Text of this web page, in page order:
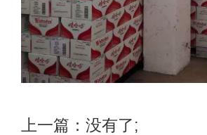
上一篇：没有了;